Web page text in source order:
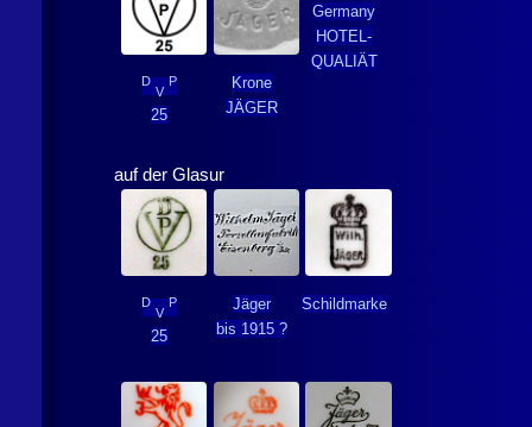
Germany
HOTEL­
QUALIÄT
D
V
P
25
Krone
JÄGER
auf der Glasur
D
V
P
25
Jäger
bis 1915 ?
Schildmarke